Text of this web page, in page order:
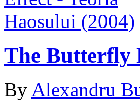
The Butterfly
By Alexandru